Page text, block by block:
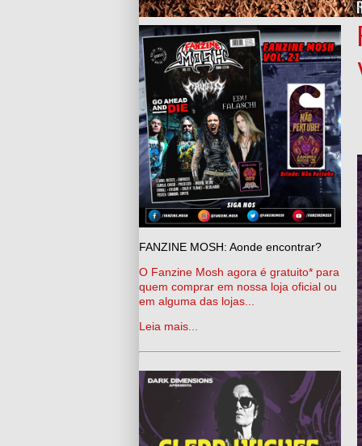
FANZINE MOSH: Aonde encontrar?
O Fanzine Mosh agora é gratuito* para
quem comprar em nossa loja oficial ou
em alguma das lojas...
Leia mais...